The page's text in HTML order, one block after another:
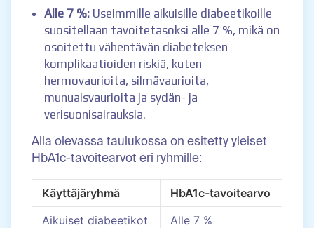
Alle 7 %: Useimmille aikuisille diabeetikoille
suositellaan tavoitetasoksi alle 7 %, mikä on
osoitettu vähentävän diabeteksen
komplikaatioiden riskiä, kuten
hermovaurioita, silmävaurioita,
munuaisvaurioita ja sydän- ja
verisuonisairauksia.
Alla olevassa taulukossa on esitetty yleiset
HbA1c-tavoitearvot eri ryhmille:
Käyttäjäryhmä
HbA1c-tavoitearvo
Aikuiset diabeetikot
Alle 7 %